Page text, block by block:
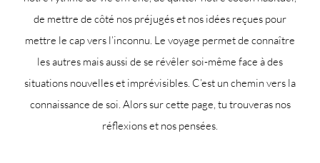
de mettre de côté nos préjugés et nos idées reçues pour
mettre le cap vers l’inconnu. Le voyage permet de connaître
les autres mais aussi de se révêler soi-même face à des
situations nouvelles et imprévisibles. C’est un chemin vers la
connaissance de soi. Alors sur cette page, tu trouveras nos
réflexions et nos pensées.